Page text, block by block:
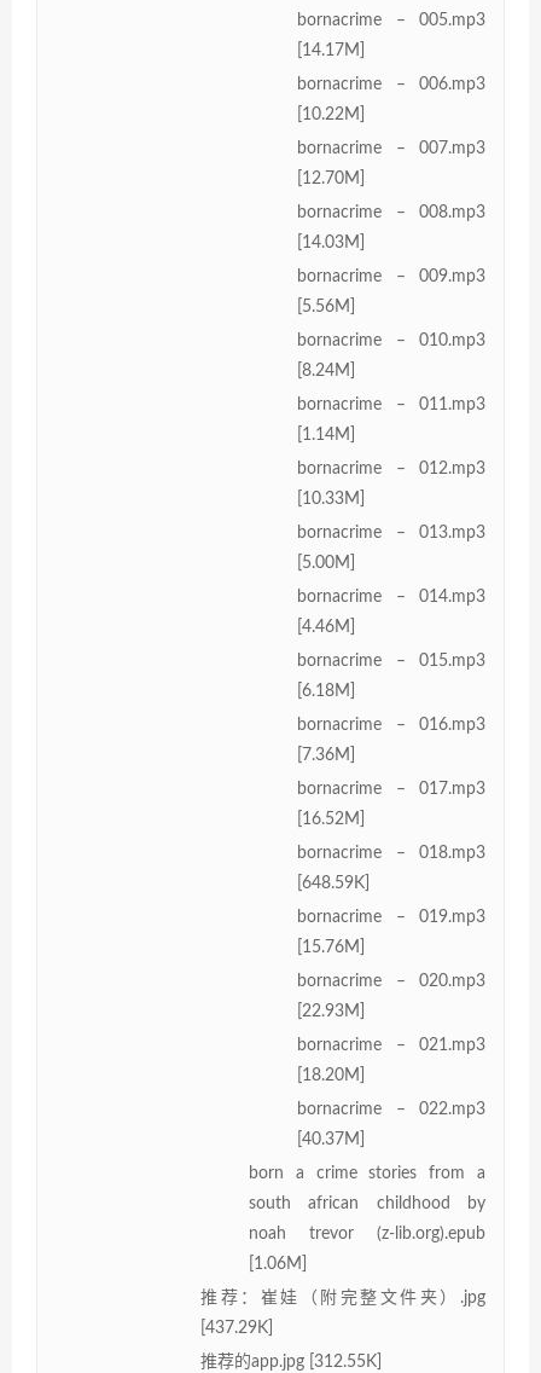
bornacrime – 005.mp3
[14.17M]
bornacrime – 006.mp3
[10.22M]
bornacrime – 007.mp3
[12.70M]
bornacrime – 008.mp3
[14.03M]
bornacrime – 009.mp3
[5.56M]
bornacrime – 010.mp3
[8.24M]
bornacrime – 011.mp3
[1.14M]
bornacrime – 012.mp3
[10.33M]
bornacrime – 013.mp3
[5.00M]
bornacrime – 014.mp3
[4.46M]
bornacrime – 015.mp3
[6.18M]
bornacrime – 016.mp3
[7.36M]
bornacrime – 017.mp3
[16.52M]
bornacrime – 018.mp3
[648.59K]
bornacrime – 019.mp3
[15.76M]
bornacrime – 020.mp3
[22.93M]
bornacrime – 021.mp3
[18.20M]
bornacrime – 022.mp3
[40.37M]
born a crime stories from a
south african childhood by
noah trevor (z-lib.org).epub
[1.06M]
推荐：崔娃（附完整文件夹）.jpg
[437.29K]
推荐的app.jpg [312.55K]